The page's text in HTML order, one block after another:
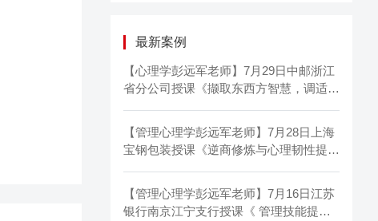
最新案例
【心理学彭远军老师】7月29日中邮浙江
省分公司授课《撷取东西方智慧，调适情
【管理心理学彭远军老师】7月28日上海
宝钢包装授课《逆商修炼与心理韧性提
【管理心理学彭远军老师】7月16日江苏
银行南京江宁支行授课《 管理技能提